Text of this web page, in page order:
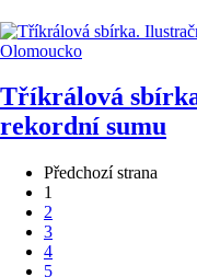
Olomoucko
Tříkrálová
rekordní sumu
Předchozí strana
1
2
3
4
5